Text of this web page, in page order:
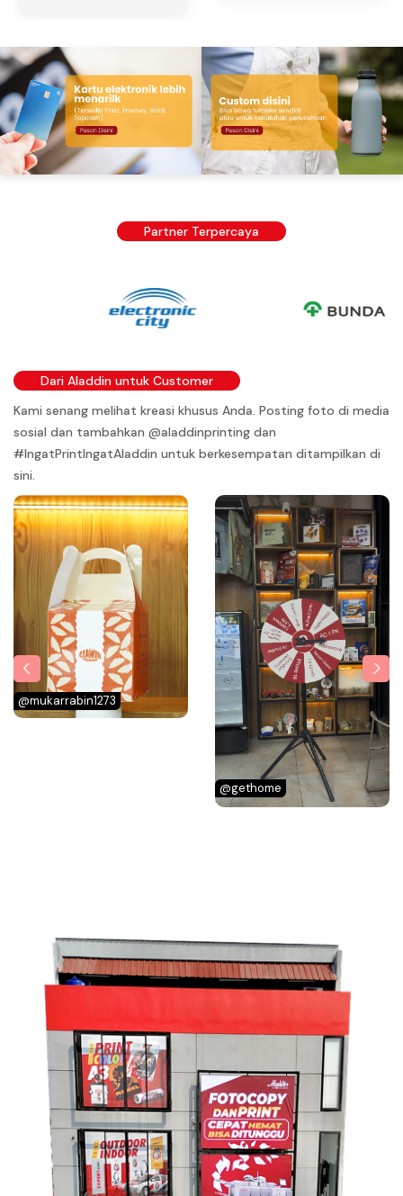
Partner Terpercaya
Dari Aladdin untuk Customer
Kami senang melihat kreasi khusus Anda. Posting foto di media
sosial dan tambahkan @aladdinprinting dan
#IngatPrintIngatAladdin untuk berkesempatan ditampilkan di
sini.
@mukarrabin1273
@gethome